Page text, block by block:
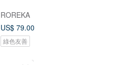
ROREKA
US$ 79.00
綠色友善